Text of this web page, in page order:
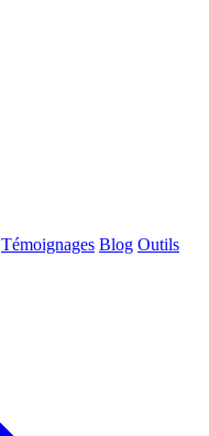
Témoignages Blog Outils